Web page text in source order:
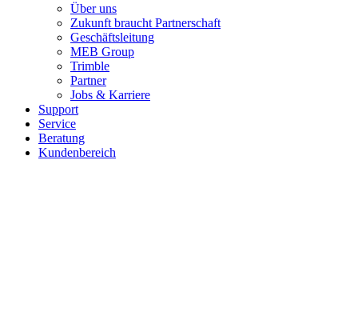
Über uns
Zukunft braucht Partnerschaft
Geschäftsleitung
MEB Group
Trimble
Partner
Jobs & Karriere
Support
Service
Beratung
Kundenbereich